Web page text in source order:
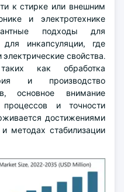
к стирке или внешним
и электротехнике
подходы для
инкапсуляции, где
свойства.
как обработка
и производство
основное внимание
процессов и точности
достижениями
методах стабилизации